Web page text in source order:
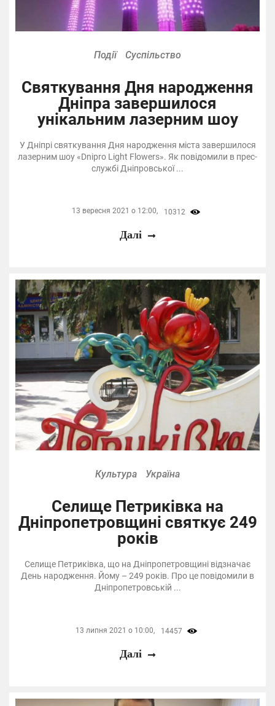
Події Суспільство
Святкування Дня народження
Дніпра завершилося
унікальним лазерним шоу
У Дніпрі святкування Дня народження міста завершилося
лазерним шоу «Dnipro Light Flowers». Як повідомили в прес-
службі Дніпровської ...
13 вересня 2021 о 12:00, 10312
Далі
Культура Україна
Селище Петриківка на
Дніпропетровщині святкує 249
років
Селище Петриківка, що на Дніпропетровщині відзначає
День народження. Йому – 249 років. Про це повідомили в
Дніпропетровській ...
13 липня 2021 о 10:00, 14457
Далі